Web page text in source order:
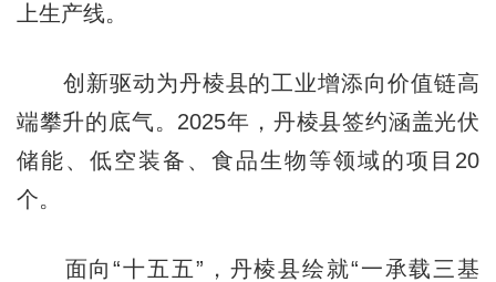
上生产线。
创新驱动为丹棱县的工业增添向价值链高
端攀升的底气。2025年，丹棱县签约涵盖光伏
储能、低空装备、食品生物等领域的项目20
个。
面向“十五五”，丹棱县绘就“一承载三基